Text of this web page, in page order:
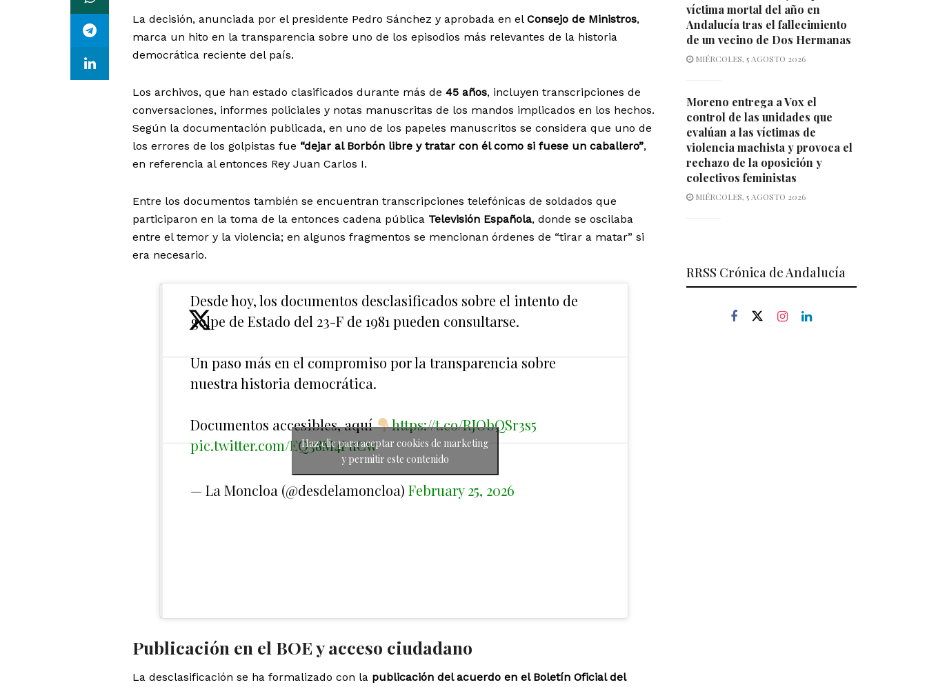
La decisión, anunciada por el presidente Pedro Sánchez y aprobada en el Consejo de Ministros,
marca un hito en la transparencia sobre uno de los episodios más relevantes de la historia
democrática reciente del país.
Los archivos, que han estado clasificados durante más de 45 años, incluyen transcripciones de
conversaciones, informes policiales y notas manuscritas de los mandos implicados en los hechos.
Según la documentación publicada, en uno de los papeles manuscritos se considera que uno de
los errores de los golpistas fue “dejar al Borbón libre y tratar con él como si fuese un caballero”,
en referencia al entonces Rey Juan Carlos I.
Entre los documentos también se encuentran transcripciones telefónicas de soldados que
participaron en la toma de la entonces cadena pública Televisión Española, donde se oscilaba
entre el temor y la violencia; en algunos fragmentos se mencionan órdenes de “tirar a matar” si
era necesario.
Desde hoy, los documentos desclasificados sobre el intento de
golpe de Estado del 23-F de 1981 pueden consultarse.
Un paso más en el compromiso por la transparencia sobre
nuestra historia democrática.
Documentos accesibles, aquí
https://t.co/RJObQSr3s5
pic.twitter.com/EQ38M4FuCw
— La Moncloa (@desdelamoncloa) February 25, 2026
Haz clic para aceptar cookies de marketing
y permitir este contenido
Publicación en el BOE y acceso ciudadano
La desclasificación se ha formalizado con la publicación del acuerdo en el Boletín Oficial del
víctima mortal del año en
Andalucía tras el fallecimiento
de un vecino de Dos Hermanas
MIÉRCOLES, 5 AGOSTO 2026
Moreno entrega a Vox el
control de las unidades que
evalúan a las víctimas de
violencia machista y provoca el
rechazo de la oposición y
colectivos feministas
MIÉRCOLES, 5 AGOSTO 2026
RRSS Crónica de Andalucía